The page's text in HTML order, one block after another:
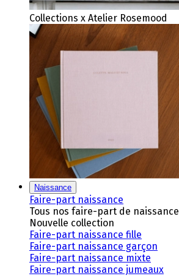
Collections x Atelier Rosemood
Naissance
Faire-part naissance
Tous nos faire-part de naissance
Nouvelle collection
Faire-part naissance fille
Faire-part naissance garçon
Faire-part naissance mixte
Faire-part naissance jumeaux